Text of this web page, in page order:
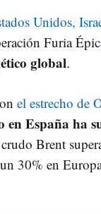
Unidos,
Furia
global.
el estrecho de
en España ha
Brent
30% en